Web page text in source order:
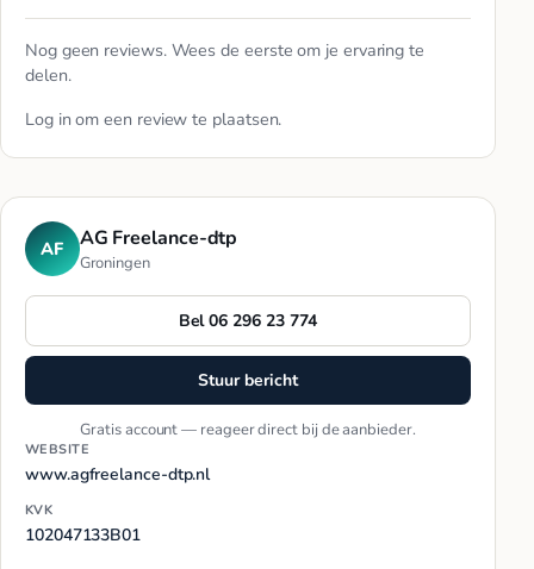
Nog geen reviews. Wees de eerste om je ervaring te
delen.
Log in om een review te plaatsen.
AF AG Freelance-dtp
Groningen
Bel 06 296 23 774
Stuur bericht
Gratis account — reageer direct bij de aanbieder.
WEBSITE
www.agfreelance-dtp.nl
KVK
102047133B01